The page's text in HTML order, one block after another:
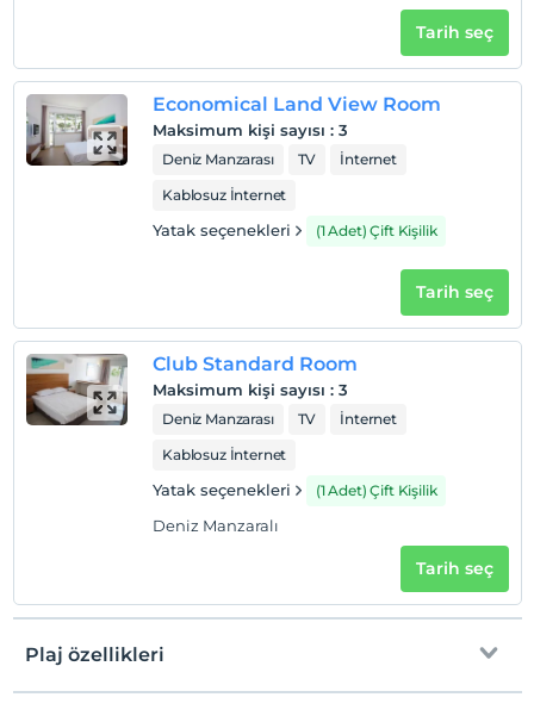
En erken saat 14:00 ve sonrası
Check/out
En geç saat 12:00 ve öncesi
2 yaşına kadar olan bebekler ücretsizdir.
Her bir oda için 11 yaşına kadar 1 çocuk ücretsizdir
Tarih seç
Economical Land View Room
Maksimum kişi sayısı : 3
Deniz Manzarası TV
İnternet
Kablosuz İnternet
Yatak seçenekleri (1 Adet) Çift Kişilik
Tarih seç
Club Standard Room
Maksimum kişi sayısı : 3
Deniz Manzarası TV
İnternet
Kablosuz İnternet
Yatak seçenekleri (1 Adet) Çift Kişilik
Deniz Manzaralı
Tarih seç
Plaj özellikleri